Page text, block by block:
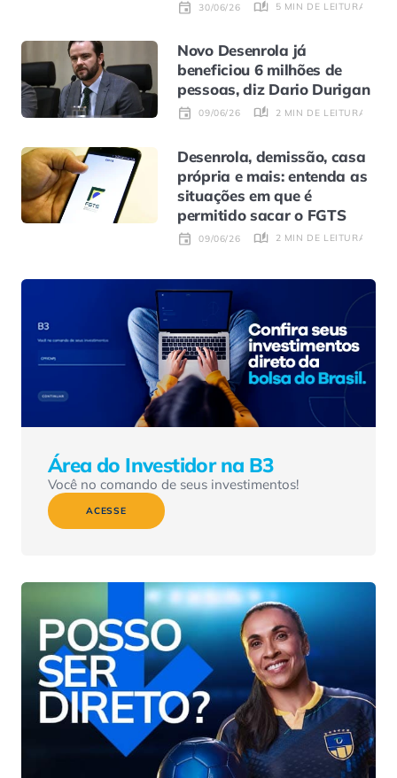
30/06/26 5 MIN DE LEITURA
Novo Desenrola já
beneficiou 6 milhões de
pessoas, diz Dario Durigan
09/06/26 2 MIN DE LEITURA
Desenrola, demissão, casa
própria e mais: entenda as
situações em que é
permitido sacar o FGTS
09/06/26 2 MIN DE LEITURA
Área do Investidor na B3
Você no comando de seus investimentos!
ACESSE